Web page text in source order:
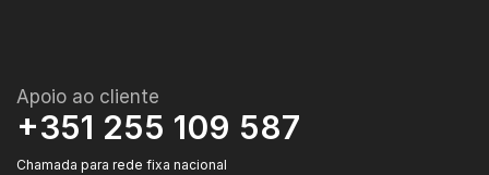
Apoio ao cliente
+351 255 109 587
Chamada para rede fixa nacional